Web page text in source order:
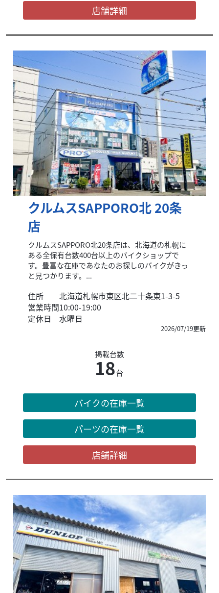
店舗詳細
クルムスSAPPORO北 20条
店
クルムスSAPPORO北20条店は、北海道の札幌に
ある全保有台数400台以上のバイクショップで
す。豊富な在庫であなたのお探しのバイクがきっ
と見つかります。...
住所
北海道札幌市東区北二十条東1-3-5
営業時間10:00-19:00
定休日
水曜日
2026/07/19更新
掲載台数
18台
バイクの在庫一覧
パーツの在庫一覧
店舗詳細